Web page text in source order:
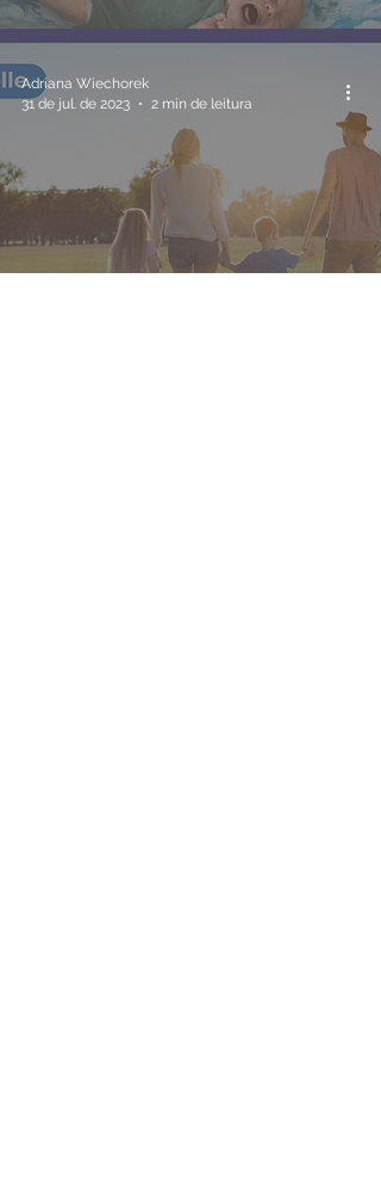
Adriana Wiechorek
31 de jul. de 2023
2 min de leitura